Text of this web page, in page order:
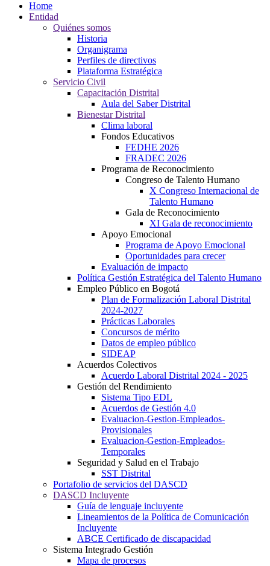
Home
Entidad
Quiénes somos
Historia
Organigrama
Perfiles de directivos
Plataforma Estratégica
Servicio Civil
Capacitación Distrital
Aula del Saber Distrital
Bienestar Distrital
Clima laboral
Fondos Educativos
FEDHE 2026
FRADEC 2026
Programa de Reconocimiento
Congreso de Talento Humano
X Congreso Internacional de
Talento Humano
Gala de Reconocimiento
XI Gala de reconocimiento
Apoyo Emocional
Programa de Apoyo Emocional
Oportunidades para crecer
Evaluación de impacto
Política Gestión Estratégica del Talento Humano
Empleo Público en Bogotá
Plan de Formalización Laboral Distrital
2024-2027
Prácticas Laborales
Concursos de mérito
Datos de empleo público
SIDEAP
Acuerdos Colectivos
Acuerdo Laboral Distrital 2024 - 2025
Gestión del Rendimiento
Sistema Tipo EDL
Acuerdos de Gestión 4.0
Evaluacion-Gestion-Empleados-
Provisionales
Evaluacion-Gestion-Empleados-
Temporales
Seguridad y Salud en el Trabajo
SST Distrital
Portafolio de servicios del DASCD
DASCD Incluyente
Guía de lenguaje incluyente
Lineamientos de la Política de Comunicación
Incluyente
ABCE Certificado de discapacidad
Sistema Integrado Gestión
Mapa de procesos